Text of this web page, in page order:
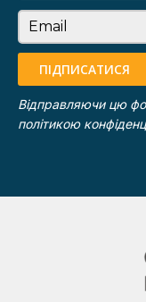
Email
ПІДПИСАТИСЯ
Відправляючи цю
політикою